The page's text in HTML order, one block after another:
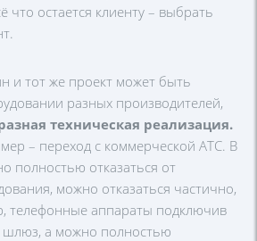
что остается клиенту – выбрать
и тот же проект может быть
разных производителей,
техническая реализация.
– переход с коммерческой АТС. В
полностью отказаться от
можно отказаться частично,
телефонные аппараты подключив
шлюз, а можно полностью